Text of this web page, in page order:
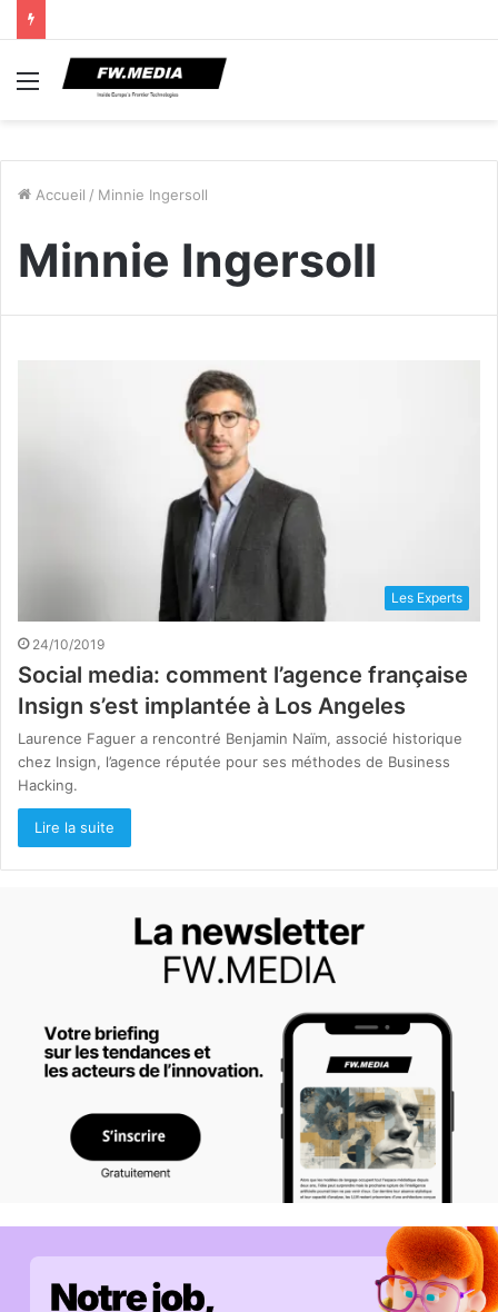
Menu
Accueil / Minnie Ingersoll
Minnie Ingersoll
Les Experts
24/10/2019
Social media: comment l’agence française
Insign s’est implantée à Los Angeles
Laurence Faguer a rencontré Benjamin Naïm, associé historique
chez Insign, l’agence réputée pour ses méthodes de Business
Hacking.
Lire la suite